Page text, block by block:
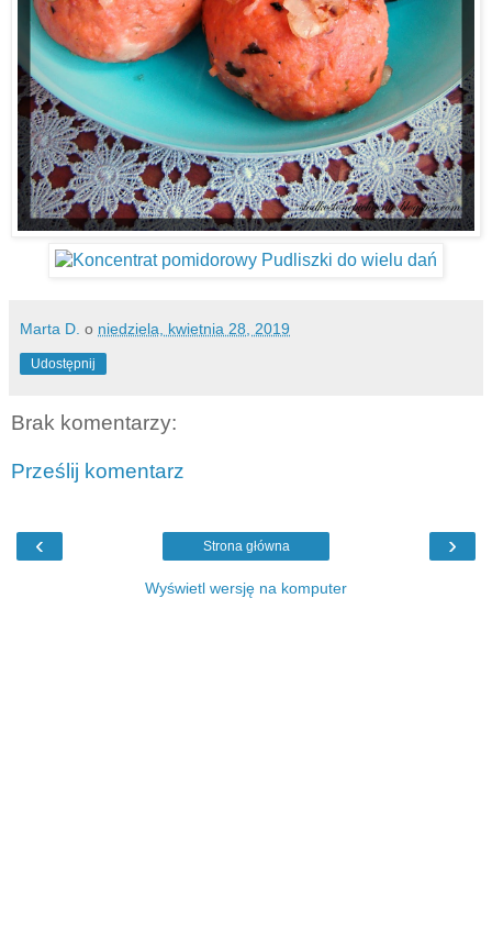
Marta D. o niedziela, kwietnia 28, 2019
Udostępnij
Brak komentarzy:
Prześlij komentarz
‹ ›
Strona główna
Wyświetl wersję na komputer